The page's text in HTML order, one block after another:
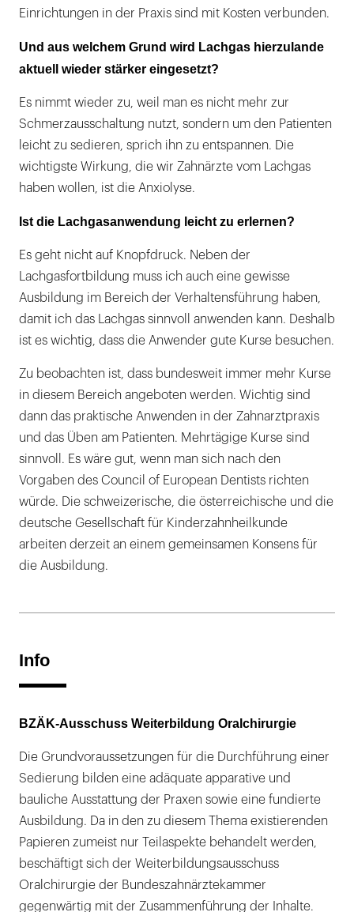
Einrichtungen in der Praxis sind mit Kosten verbunden.
Und aus welchem Grund wird Lachgas hierzulande
aktuell wieder stärker eingesetzt?
Es nimmt wieder zu, weil man es nicht mehr zur
Schmerzausschaltung nutzt, sondern um den Patienten
leicht zu sedieren, sprich ihn zu entspannen. Die
wichtigste Wirkung, die wir Zahnärzte vom Lachgas
haben wollen, ist die Anxiolyse.
Ist die Lachgasanwendung leicht zu erlernen?
Es geht nicht auf Knopfdruck. Neben der
Lachgasfortbildung muss ich auch eine gewisse
Ausbildung im Bereich der Verhaltensführung haben,
damit ich das Lachgas sinnvoll anwenden kann. Deshalb
ist es wichtig, dass die Anwender gute Kurse besuchen.
Zu beobachten ist, dass bundesweit immer mehr Kurse
in diesem Bereich angeboten werden. Wichtig sind
dann das praktische Anwenden in der Zahnarztpraxis
und das Üben am Patienten. Mehrtägige Kurse sind
sinnvoll. Es wäre gut, wenn man sich nach den
Vorgaben des Council of European Dentists richten
würde. Die schweizerische, die österreichische und die
deutsche Gesellschaft für Kinderzahnheilkunde
arbeiten derzeit an einem gemeinsamen Konsens für
die Ausbildung.
Info
BZÄK-Ausschuss Weiterbildung Oralchirurgie
Die Grundvoraussetzungen für die Durchführung einer
Sedierung bilden eine adäquate apparative und
bauliche Ausstattung der Praxen sowie eine fundierte
Ausbildung. Da in den zu diesem Thema existierenden
Papieren zumeist nur Teilaspekte behandelt werden,
beschäftigt sich der Weiterbildungsausschuss
Oralchirurgie der Bundeszahnärztekammer
gegenwärtig mit der Zusammenführung der Inhalte.